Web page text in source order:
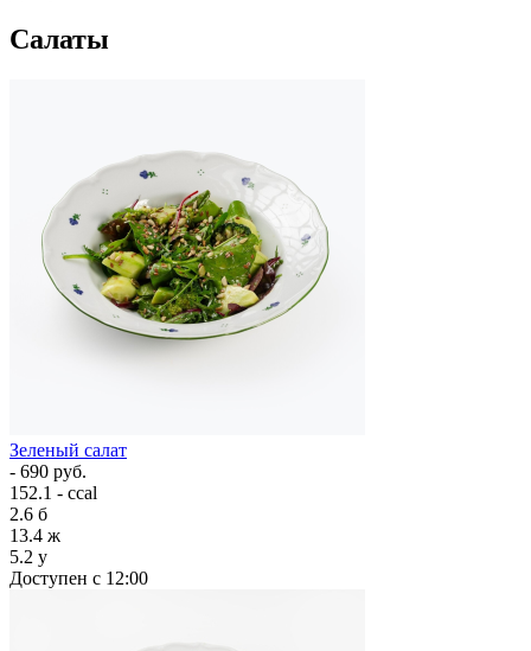
Салаты
Зеленый салат
- 690 руб.
152.1 - ccal
2.6 б
13.4 ж
5.2 у
Доступен с 12:00